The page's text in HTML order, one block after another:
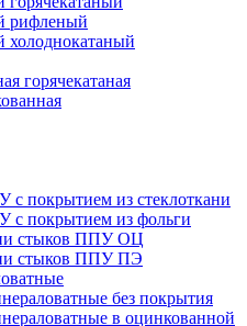
рифленый
холоднокатаный
горячекатаная
с покрытием из стеклоткани
с покрытием из фольги
стыков ППУ ОЦ
стыков ППУ ПЭ
без покрытия
в оцинкованной